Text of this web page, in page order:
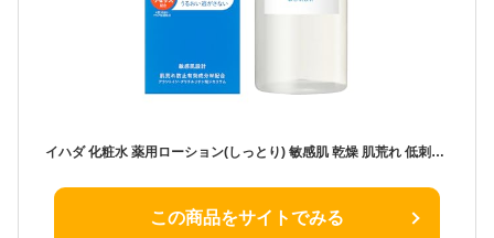
イハダ 化粧水 薬用ローション(しっとり) 敏感肌 乾燥 肌荒れ 低刺激 うるおい 【医薬部外品】 本体 180mL
この商品をサイトでみる